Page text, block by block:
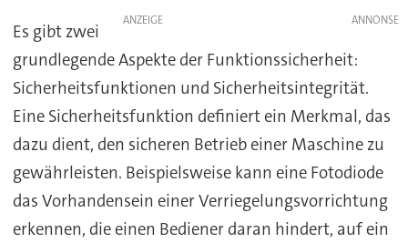
ANZEIGE
Es gibt zwei
grundlegende Aspekte der Funktionssicherheit:
Sicherheitsfunktionen und Sicherheitsintegrität.
Eine Sicherheitsfunktion definiert ein Merkmal, das
dazu dient, den sicheren Betrieb einer Maschine zu
gewährleisten. Beispielsweise kann eine Fotodiode
das Vorhandensein einer Verriegelungsvorrichtung
erkennen, die einen Bediener daran hindert, auf ein